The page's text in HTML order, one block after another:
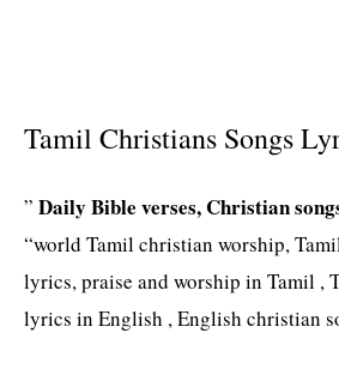
Tamil Christians Songs
” Daily Bible verses, Christian
“world Tamil christian worship,
lyrics, praise and worship in Tamil ,
lyrics in English , English christian